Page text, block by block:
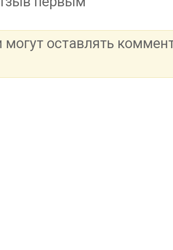
оставлять